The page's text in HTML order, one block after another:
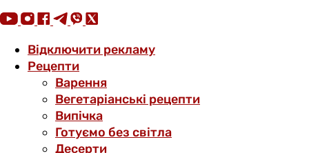
Відключити рекламу
Рецепти
Варення
Вегетаріанські рецепти
Випічка
Готуємо без світла
Десерти